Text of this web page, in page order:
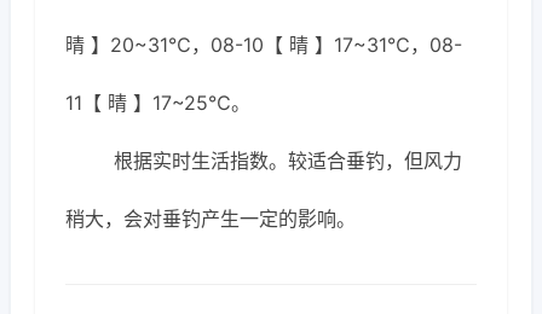
晴 】20~31℃，08-10【 晴 】17~31℃，08-
11【 晴 】17~25℃。
根据实时生活指数。较适合垂钓，但风力
稍大，会对垂钓产生一定的影响。